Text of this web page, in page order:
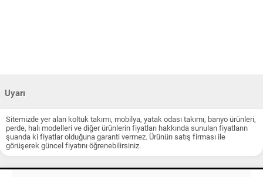
Uyarı
Sitemizde yer alan koltuk takımı, mobilya, yatak odası takımı, banyo ürünleri,
perde, halı modelleri ve diğer ürünlerin fiyatları hakkında sunulan fiyatların
şuanda ki fiyatlar olduğuna garanti vermez. Ürünün satış firması ile
görüşerek güncel fiyatını öğrenebilirsiniz.